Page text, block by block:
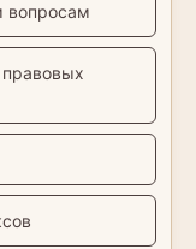
вопросам